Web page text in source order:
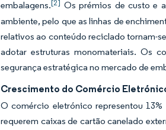
embalagens.[2] Os prémios de custo e
ambiente, pelo que as linhas de
relativos ao conteúdo reciclado tornam-
adotar estruturas monomateriais. Os
segurança estratégica no mercado de
Crescimento do Comércio
O comércio eletrónico representou
requerem caixas de cartão canelado